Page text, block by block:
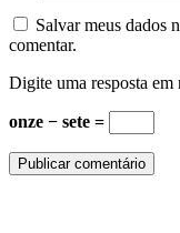
Salvar meus dados
comentar.
Digite uma resposta em
onze − sete =